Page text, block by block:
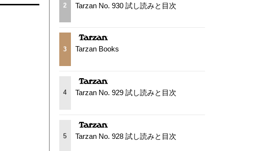
2 Tarzan No. 930 試し読みと目次
3 Tarzan Books
4 Tarzan No. 929 試し読みと目次
5 Tarzan No. 928 試し読みと目次